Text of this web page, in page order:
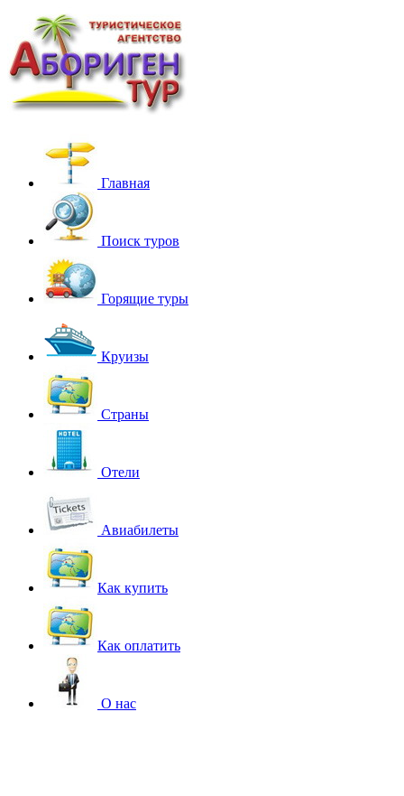
Главная
Поиск туров
Горящие туры
Круизы
Страны
Отели
Авиабилеты
Как купить
Как оплатить
О нас